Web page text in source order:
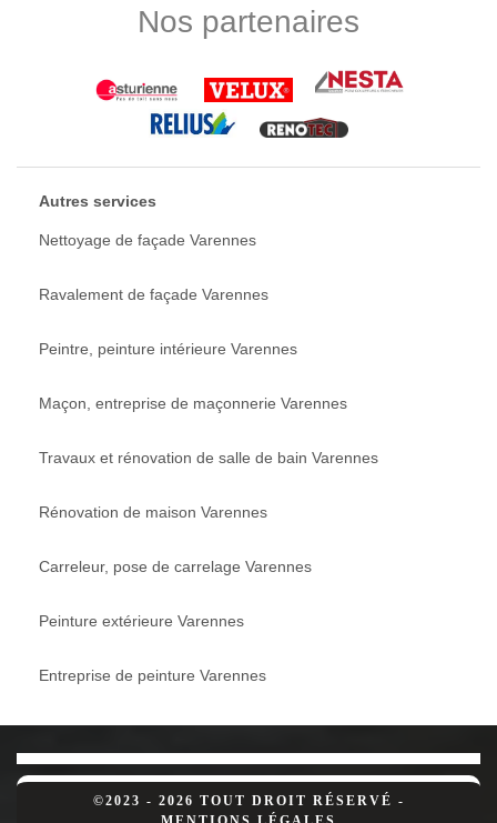
Nos partenaires
Autres services
Nettoyage de façade Varennes
Ravalement de façade Varennes
Peintre, peinture intérieure Varennes
Maçon, entreprise de maçonnerie Varennes
Travaux et rénovation de salle de bain Varennes
Rénovation de maison Varennes
Carreleur, pose de carrelage Varennes
Peinture extérieure Varennes
Entreprise de peinture Varennes
©2023 - 2026 TOUT DROIT RÉSERVÉ -